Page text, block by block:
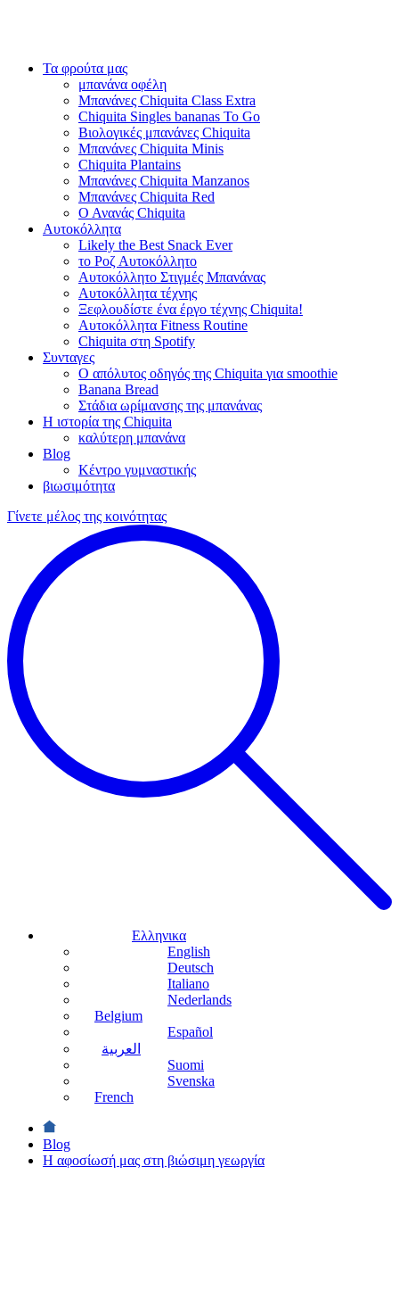
Τα φρούτα μας
μπανάνα οφέλη
Μπανάνες Chiquita Class Extra
Chiquita Singles bananas To Go
Βιολογικές μπανάνες Chiquita
Μπανάνες Chiquita Minis
Chiquita Plantains
Μπανάνες Chiquita Manzanos
Μπανάνες Chiquita Red
Ο Ανανάς Chiquita
Αυτοκόλλητα
Likely the Best Snack Ever
το Ροζ Αυτοκόλλητο
Αυτοκόλλητο Στιγμές Μπανάνας
Αυτοκόλλητα τέχνης
Ξεφλουδίστε ένα έργο τέχνης Chiquita!
Αυτοκόλλητα Fitness Routine
Chiquita στη Spotify
Συνταγες
Ο απόλυτος οδηγός της Chiquita για smoothie
Banana Bread
Στάδια ωρίμανσης της μπανάνας
Η ιστορία της Chiquita
καλύτερη μπανάνα
Blog
Κέντρο γυμναστικής
βιωσιμότητα
Γίνετε μέλος της κοινότητας
Ελληνικα
English
Deutsch
Italiano
Nederlands
Belgium
Español
العربية
Suomi
Svenska
French
Blog
Η αφοσίωσή μας στη βιώσιμη γεωργία